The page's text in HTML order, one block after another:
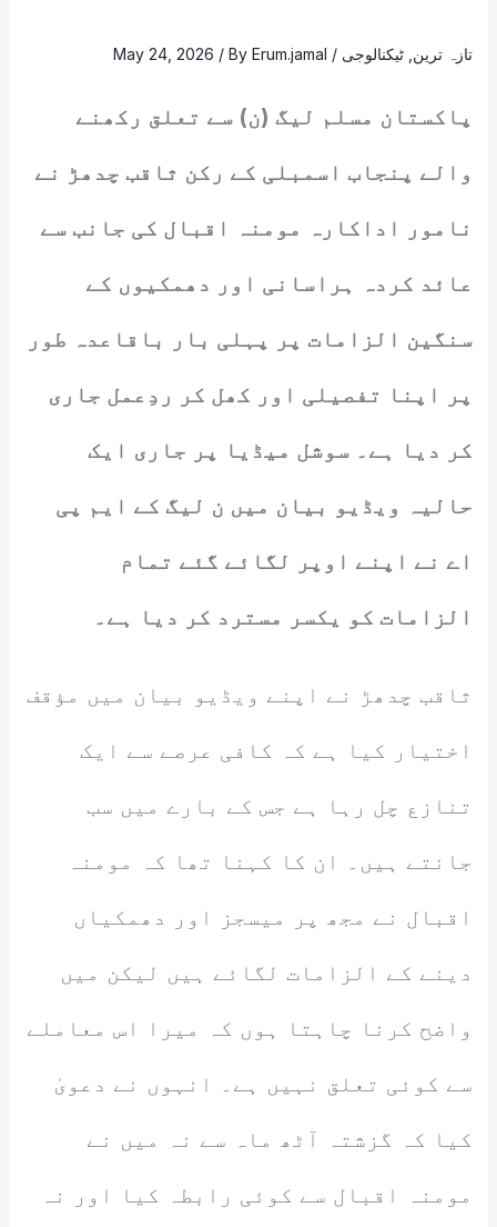
تازہ ترین ٹیکنالوجی /
May 24, 2026 / ByErum.jamal
پاکستان مسلم لیگ (ن) سے تعلق رکھنے
والے پنجاب اسمبلی کے رکن ثاقب چدھڑ نے
نامور اداکارہ مومنہ اقبال کی جانب سے
عائد کردہ ہراسانی اور دھمکیوں کے
سنگین الزامات پر پہلی بار باقاعدہ طور
پر اپنا تفصیلی اور کھل کر ردِعمل جاری
کر دیا ہے۔ سوشل میڈیا پر جاری ایک
حالیہ ویڈیو بیان میں ن لیگ کے ایم پی
اے نے اپنے اوپر لگائے گئے تمام
الزامات کو یکسر مسترد کر دیا ہے۔
ثاقب چدھڑ نے اپنے ویڈیو بیان میں مؤقف
اختیار کیا ہے کہ کافی عرصے سے ایک
تنازع چل رہا ہے جس کے بارے میں سب
جانتے ہیں۔ ان کا کہنا تھا کہ مومنہ
اقبال نے مجھ پر میسجز اور دھمکیاں
دینے کے الزامات لگائے ہیں لیکن میں
واضح کرنا چاہتا ہوں کہ میرا اس معاملے
سے کوئی تعلق نہیں ہے۔ انہوں نے دعویٰ
کیا کہ گزشتہ آٹھ ماہ سے نہ میں نے
مومنہ اقبال سے کوئی رابطہ کیا اور نہ